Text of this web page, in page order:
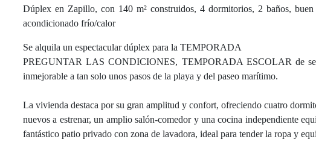
Dúplex en Zapillo, con 140 m² construidos, 4 dormitorios, 2 baños,
acondicionado frío/calor
Se alquila un espectacular dúplex para la TEMPORADA
PREGUNTAR LAS CONDICIONES, TEMPORADA ESCOLAR de
inmejorable a tan solo unos pasos de la playa y del paseo marítimo.
La vivienda destaca por su gran amplitud y confort, ofreciendo cuatro
nuevos a estrenar, un amplio salón-comedor y una cocina independiente
fantástico patio privado con zona de lavadora, ideal para tender la ropa y